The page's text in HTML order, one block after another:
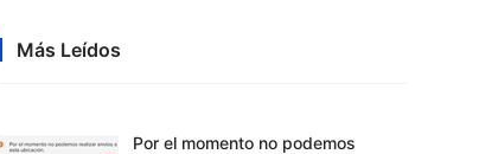
Más Leídos
Por el momento no podemos